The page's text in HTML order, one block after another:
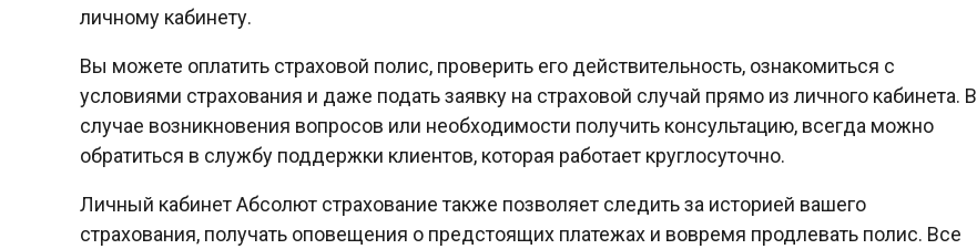
личному кабинету.
Вы можете оплатить страховой полис, проверить его действительность, ознакомиться с
условиями страхования и даже подать заявку на страховой случай прямо из личного кабинета. В
случае возникновения вопросов или необходимости получить консультацию, всегда можно
обратиться в службу поддержки клиентов, которая работает круглосуточно.
Личный кабинет Абсолют страхование также позволяет следить за историей вашего
страхования, получать оповещения о предстоящих платежах и вовремя продлевать полис. Все